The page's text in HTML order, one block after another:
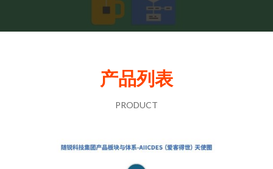
产品列表
PRODUCT